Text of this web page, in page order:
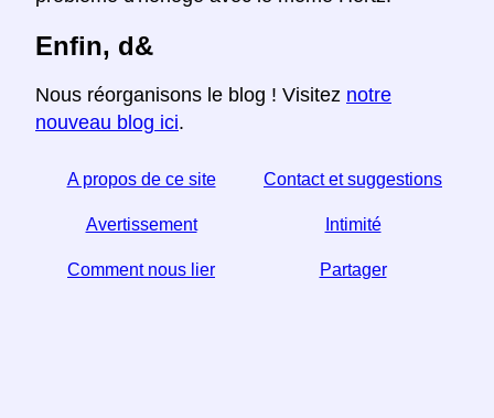
Enfin, d&
Nous réorganisons le blog ! Visitez notre
nouveau blog ici.
A propos de ce site Contact et suggestions
Avertissement Intimité
Comment nous lier Partager